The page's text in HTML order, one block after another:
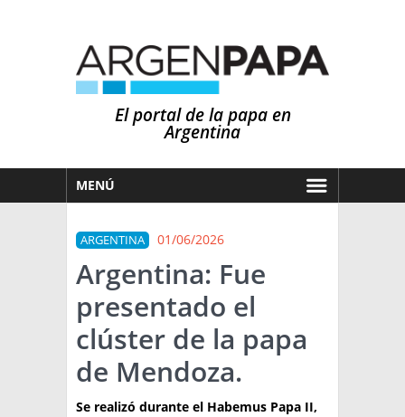
El portal de la papa en
Argentina
MENÚ
MERCADOS
NOTICIAS
EN ESPAÑOL
OTROS IDIOMAS
CLIMA
PRONÓSTICO
LLUVIAS
ARGENTINA
ARGENTINA 01/06/2026
Argentina: Fue
presentado el
clúster de la papa
de Mendoza.
Se realizó durante el Habemus Papa II,